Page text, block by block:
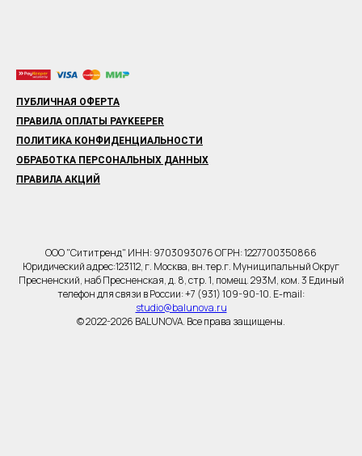
ПУБЛИЧНАЯ ОФЕРТА
ПРАВИЛА ОПЛАТЫ PAYKEEPER
ПОЛИТИКА КОНФИДЕНЦИАЛЬНОСТИ
ОБРАБОТКА ПЕРСОНАЛЬНЫХ ДАННЫХ
ПРАВИЛА АКЦИЙ
ООО "Сититренд" ИНН: 9703093076 ОГРН: 1227700350866
Юридический адрес:123112, г. Москва, вн.тер.г. Муниципальный Округ
Пресненский, наб Пресненская, д. 8, стр. 1, помещ. 293М, ком. 3 Единый
телефон для связи в России: +7 (931) 109-90-10. E-mail:
studio@balunova.ru
© 2022-2026 BALUNOVA. Все права защищены.